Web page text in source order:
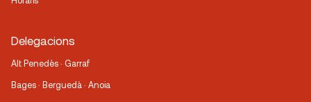
Delegacions
Alt Penedès · Garraf
Bages · Berguedà · Anoia